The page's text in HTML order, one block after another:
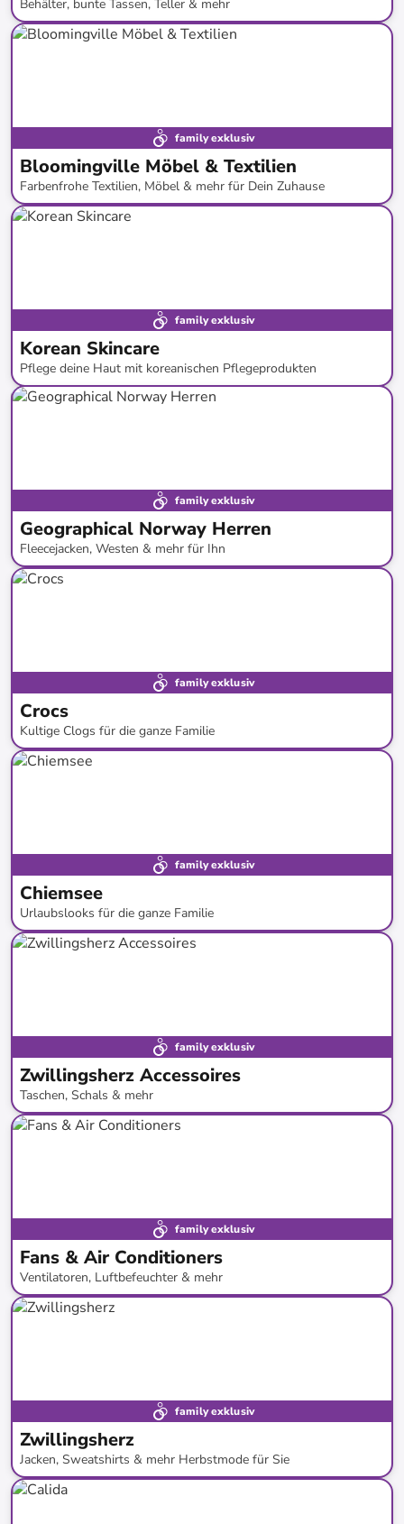
Behälter, bunte Tassen, Teller & mehr
bis-59%*
family exklusiv
Bloomingville Möbel & Textilien
Farbenfrohe Textilien, Möbel & mehr für Dein Zuhause
bis-73%* Neue Kollektion
family exklusiv
Korean Skincare
Pflege deine Haut mit koreanischen Pflegeprodukten
bis-51%* Versandkostenfrei
family exklusiv
Geographical Norway Herren
Fleecejacken, Westen & mehr für Ihn
bis-76
family exklusiv
Crocs
Kultige Clogs für die ganze Familie
bis-51%*
family exklusiv
Chiemsee
Urlaubslooks für die ganze Familie
bis-59%*
family exklusiv
Zwillingsherz Accessoires
Taschen, Schals & mehr
bis- 62 %*
family exklusiv
Fans & Air Conditioners
Ventilatoren, Luftbefeuchter & mehr
bis-67%* Neu bei limango
family exklusiv
Zwillingsherz
Jacken, Sweatshirts & mehr Herbstmode für Sie
bis-57